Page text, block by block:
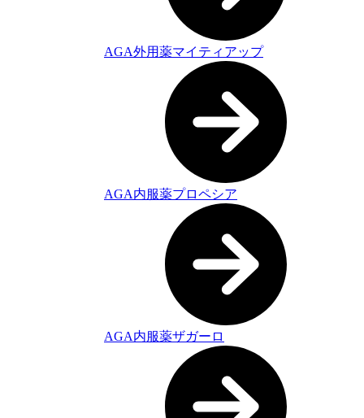
AGA外用薬マイティアップ
AGA内服薬プロペシア
AGA内服薬ザガーロ